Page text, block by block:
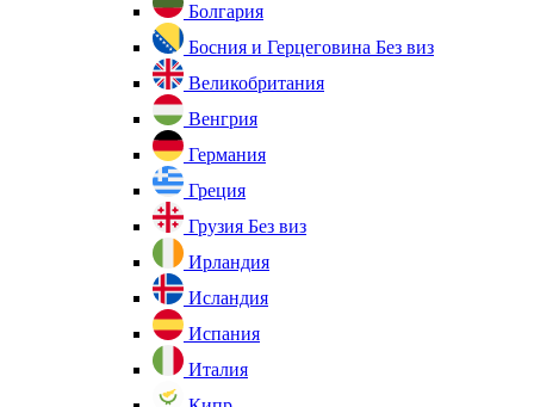
Болгария
Босния и Герцеговина Без виз
Великобритания
Венгрия
Германия
Греция
Грузия Без виз
Ирландия
Исландия
Испания
Италия